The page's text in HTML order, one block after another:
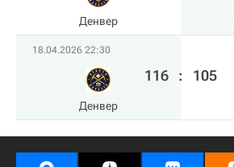
Денвер
18.04.2026 22:30
Денвер
116 : 105